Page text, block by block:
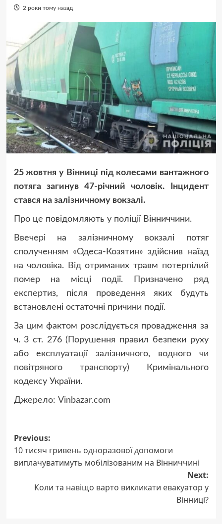
2 роки тому назад
25 жовтня у Вінниці під колесами вантажного
потяга загинув 47-річний чоловік. Інцидент
стався на залізничному вокзалі.
Про це повідомляють у поліції Вінниччини.
Ввечері на залізничному вокзалі потяг
сполученням «Одеса-Козятин» здійснив наїзд
на чоловіка. Від отриманих травм потерпілий
помер на місці події. Призначено ряд
експертиз, після проведення яких будуть
встановлені остаточні причини події.
За цим фактом розслідується провадження за
ч. 3 ст. 276 (Порушення правил безпеки руху
або експлуатації залізничного, водного чи
повітряного транспорту) Кримінального
кодексу України.
Джерело: Vinbazar.com
Post
navigation
Previous:
10 тисяч гривень одноразової допомоги
виплачуватимуть мобілізованим на Вінниччині
Next:
Коли та навіщо варто викликати евакуатор у
Вінниці?